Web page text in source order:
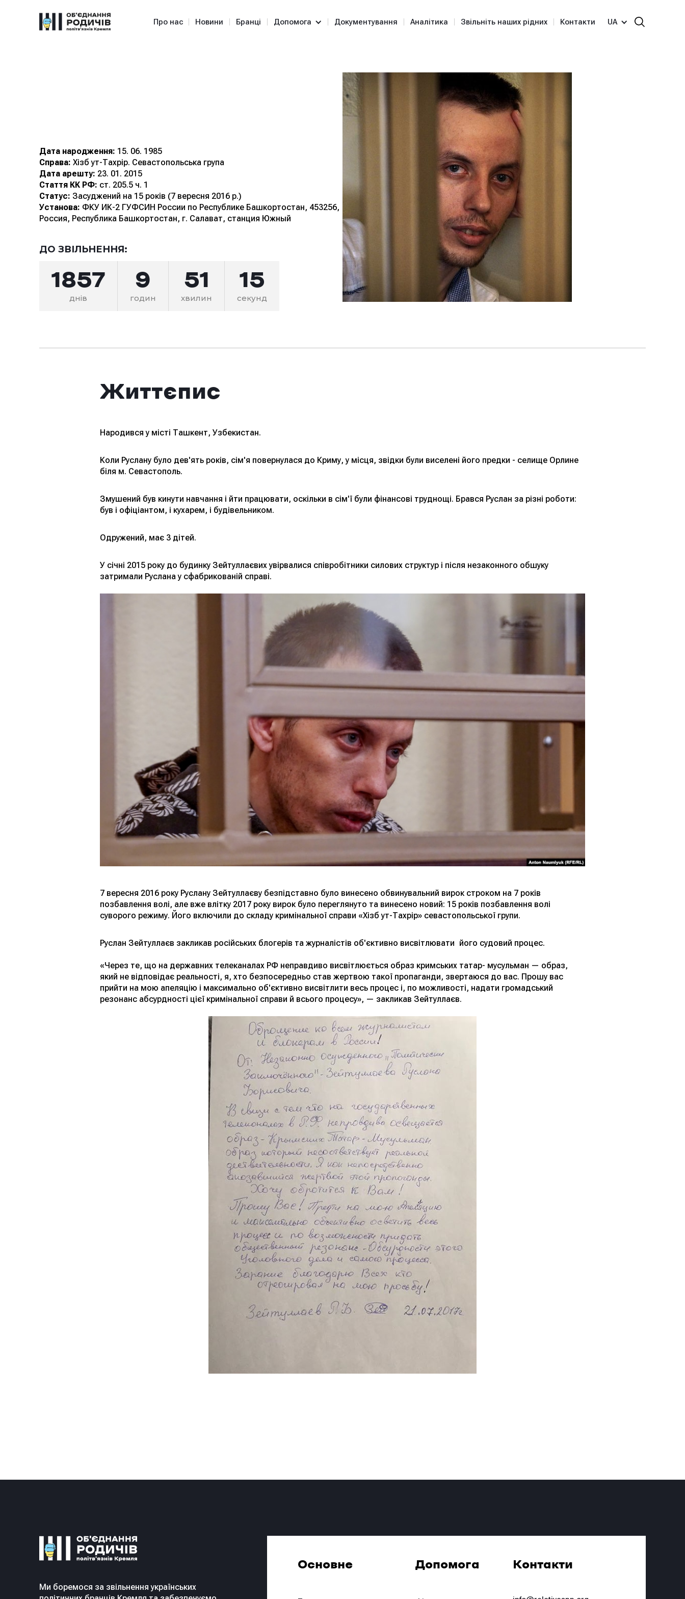
Про нас Новини Бранці Допомога Документування Аналітика Звільніть наших рідних Контакти UA
Дата народження: 15. 06. 1985
Справа: Хізб ут-Тахрір. Севастопольська група
Дата арешту: 23. 01. 2015
Стаття КК РФ: ст. 205.5 ч. 1
Статус: Засуджений на 15 років (7 вересня 2016 р.)
Установа: ФКУ ИК-2 ГУФСИН России по Республике Башкортостан, 453256,
Россия, Республика Башкортостан, г. Салават, станция Южный
ДО ЗВІЛЬНЕННЯ:
1857
днів
9
годин
51
хвилин
14
секунд
Життєпис
Народився у місті Ташкент, Узбекистан.
Коли Руслану було дев'ять років, сім'я повернулася до Криму, у місця, звідки були виселені його предки - селище Орлине
біля м. Севастополь.
Змушений був кинути навчання і йти працювати, оскільки в сім'ї були фінансові труднощі. Брався Руслан за різні роботи:
був і офіціантом, і кухарем, і будівельником.
Одружений, має 3 дітей.
У січні 2015 року до будинку Зейтуллаєвих увірвалися співробітники силових структур і після незаконного обшуку
затримали Руслана у сфабрикованій справі.
7 вересня 2016 року Руслану Зейтуллаєву безпідставно було винесено обвинувальний вирок строком на 7 років
позбавлення волі, але вже влітку 2017 року вирок було переглянуто та винесено новий: 15 років позбавлення волі
суворого режиму. Його включили до складу кримінальної справи «Хізб ут-Тахрір» севастопольської групи.
Руслан Зейтуллаєв закликав російських блогерів та журналістів об'єктивно висвітлювати його судовий процес.
«Через те, що на державних телеканалах РФ неправдиво висвітлюється образ кримських татар- мусульман — образ,
який не відповідає реальності, я, хто безпосередньо став жертвою такої пропаганди, звертаюся до вас. Прошу вас
прийти на мою апеляцію і максимально об'єктивно висвітлити весь процес і, по можливості, надати громадський
резонанс абсурдності цієї кримінальної справи й всього процесу», — закликав Зейтуллаєв.
Ми боремося за звільнення українських
Основне Допомога Контакти